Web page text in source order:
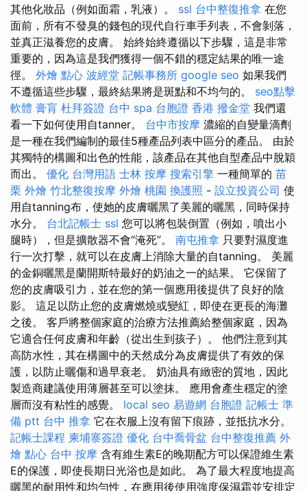
其他化妝品（例如面霜，乳液）。 ssl 台中整復推拿 在您
面前，所有不發臭的錢包的現代自行車手列表，不會剝落，
並真正滋養您的皮膚。 始終始終遵循以下步驟，這是非常
重要的，因為這是我們獲得一個不錯的穩定結果的唯一途
徑。 外燴 點心 波經堂 記帳事務所 google seo 如果我們
不遵循這些步驟，最終結果將是斑點和不均勻的。 seo點擊
軟體 膏肓 杜拜簽證 台中 spa 台胞證 香港 撥金堂 我們還
看一下如何使用自tanner。 台中市按摩 濃縮的自變量滴劑
是一種在我們編制的最佳5種產品列表中區分的產品。 由於
其獨特的構圖和出色的性能，該產品在其他自型產品中脫穎
而出。 優化 台灣用語 士林 按摩 搜索引擎 一種簡單的 苗
栗 外燴 竹北整復按摩 外燴 桃園 換護照 - 設立投資公司 使
用自tanning布，使她的皮膚曬黑了美麗的曬黑，同時保持
水分。 台北記帳士 ssl 您可以將包裝倒置（例如，噴出小
腿時），但是擴散器不會“淹死”。 南屯推拿 只要對濕度進
行一次打擊，就可以在皮膚上消除大量的自tanning。 美麗
的金銅曬黑是蘭開斯特最好的奶油之一的結果。 它保留了
您的皮膚吸引力，並在您的第一個應用後提供了良好的陰
影。 這足以防止您的皮膚燃燒或變紅，即使在更長的海灘
之後。 客戶將整個家庭的治療方法推薦給整個家庭，因為
它適合任何皮膚和年齡（從出生到孩子）。 他們注意到其
高防水性，其在構圖中的天然成分為皮膚提供了有效的保
護，以防止曬傷和過早衰老。 奶油具有緻密的質地，因此
製造商建議使用薄層甚至可以塗抹。 應用會產生穩定的塗
層而沒有粘性的感覺。 local seo 易遊網 台胞證 記帳士 準
備 ptt 台中 推拿 它在衣服上沒有留下痕跡，並抵抗水分。
記帳士課程 柬埔寨簽證 優化 台中喬骨盆 台中整復推薦 外
燴 點心 台中 按摩 含有維生素E的晚期配方可以保證維生素
E的保護，即使長期日光浴也是如此。 為了最大程度地提高
曬黑的耐用性和均勻性，在應用後使用強度保濕霜並安排定